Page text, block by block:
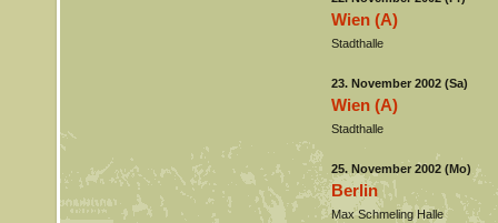
Wien (A)
Stadthalle
23. November 2002 (Sa)
Wien (A)
Stadthalle
25. November 2002 (Mo)
Berlin
Max Schmeling Halle